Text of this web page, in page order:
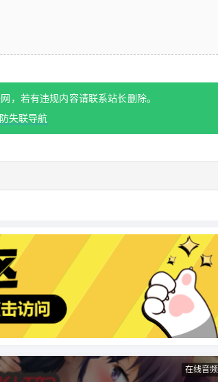
，若有违规内容请联系站长删除。
失联导航
贼大助眠录像]洗
，小太阳贼大每次直播必被扣
分=扣钱，一被扣钱主播就沉
将去了，几个月都不开播，这
而结束，可能是因为虎牙禁播
立刻支付
在线音频
布内容，请购买会员或者提升权